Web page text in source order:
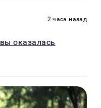
2 часа назад
оказалась